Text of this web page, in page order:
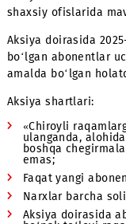
Aksiya doirasida
ulagan
yechib
bekor qilishga
Har qanday
etayotgan yoki
to‘lovi (oylik
ikkinchi to‘liq
abonentga taqdim
narxini to‘lash